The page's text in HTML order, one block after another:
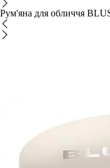
Рум'яна для обличчя